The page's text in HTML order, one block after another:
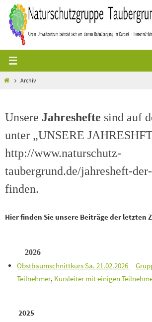
Zum
Inhalt
springen
StartArchiv
Unsere Jahreshefte sind auf
unter „UNSERE
http://www.naturschutz-
taubergrund.de/jahresheft-
finden.
Hier finden Sie unsere Beiträge der letzten
2026
Obstbaumschnittkurs Sa. 21.02.2026
Teilnehmer, Kursleiter mit einigen
2025